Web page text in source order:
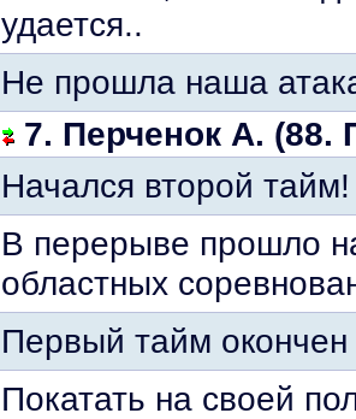
удается..
Не прошла наша
7. Перченок А. (88.
Начался второй тайм!
В перерыве прошло
областных
Первый тайм окончен
Покатать на своей